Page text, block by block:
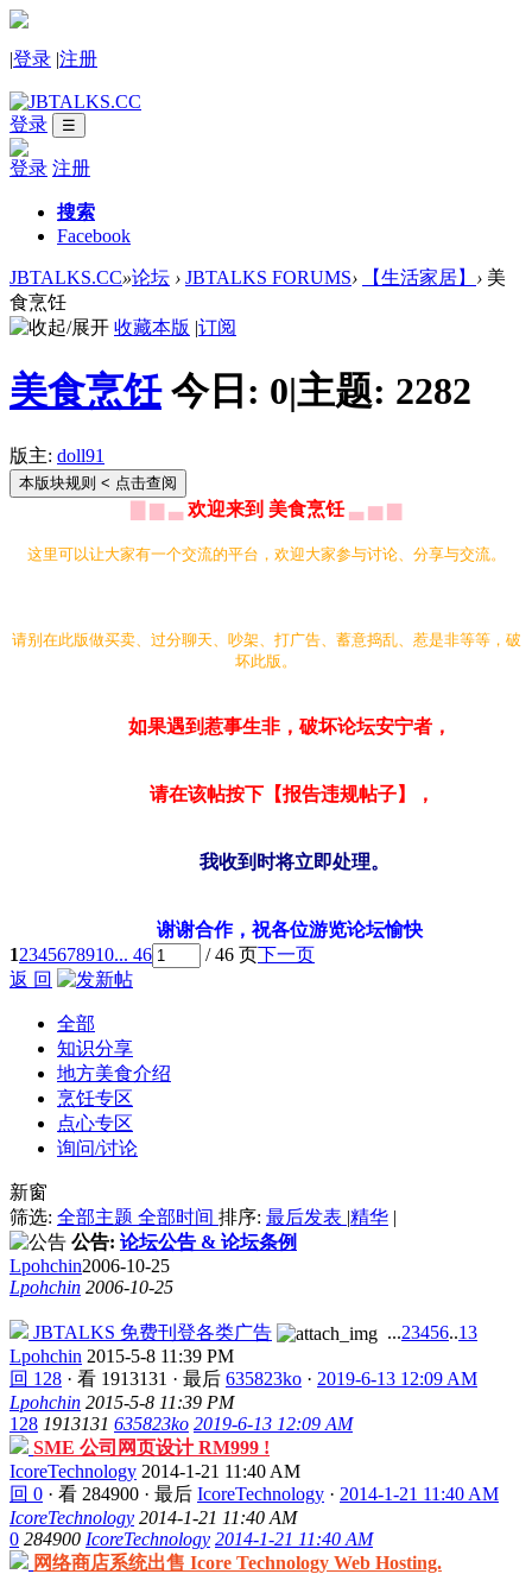
|登录 |注册
登录 ☰
登录 注册
搜索
Facebook
JBTALKS.CC»论坛 › JBTALKS FORUMS› 【生活家居】 › 美
食烹饪
收藏本版 |订阅
美食烹饪 今日: 0|主题: 2282
版主: doll91
本版块规则 < 点击查阅
▇ ▆ ▃ 欢迎来到 美食烹饪 ▃ ▅ ▆
这里可以让大家有一个交流的平台，欢迎大家参与讨论、分享与交流。
请别在此版做买卖、过分聊天、吵架、打广告、蓄意捣乱、惹是非等等，破
坏此版。
如果遇到惹事生非，破坏论坛安宁者，
请在该帖按下【报告违规帖子】，
我收到时将立即处理。
谢谢合作，祝各位游览论坛愉快
12345678910... 46 / 46 页下一页
返 回
全部
知识分享
地方美食介绍
烹饪专区
点心专区
询问/讨论
新窗
筛选: 全部主题 全部时间 排序: 最后发表 |精华 |
公告: 论坛公告 & 论坛条例
Lpohchin2006-10-25
Lpohchin 2006-10-25
JBTALKS 免费刊登各类广告 ...23456..13
Lpohchin 2015-5-8 11:39 PM
回 128 · 看 1913131 · 最后 635823ko · 2019-6-13 12:09 AM
Lpohchin 2015-5-8 11:39 PM
128 1913131 635823ko 2019-6-13 12:09 AM
SME 公司网页设计 RM999 !
IcoreTechnology 2014-1-21 11:40 AM
回 0 · 看 284900 · 最后 IcoreTechnology · 2014-1-21 11:40 AM
IcoreTechnology 2014-1-21 11:40 AM
0 284900 IcoreTechnology 2014-1-21 11:40 AM
网络商店系统出售 Icore Technology Web Hosting.